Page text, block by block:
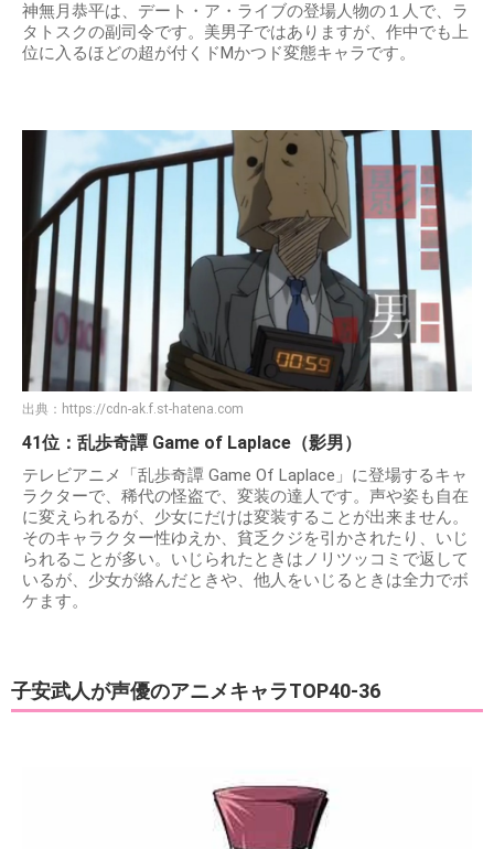
神無月恭平は、デート・ア・ライブの登場人物の１人で、ラ
タトスクの副司令です。美男子ではありますが、作中でも上
位に入るほどの超が付くドMかつド変態キャラです。
出典： https://cdn-ak.f.st-hatena.com
41位：乱歩奇譚 Game of Laplace（影男）
テレビアニメ「乱歩奇譚 Game Of Laplace」に登場するキャ
ラクターで、稀代の怪盗で、変装の達人です。声や姿も自在
に変えられるが、少女にだけは変装することが出来ません。
そのキャラクター性ゆえか、貧乏クジを引かされたり、いじ
られることが多い。いじられたときはノリツッコミで返して
いるが、少女が絡んだときや、他人をいじるときは全力でボ
ケます。
子安武人が声優のアニメキャラTOP40-36